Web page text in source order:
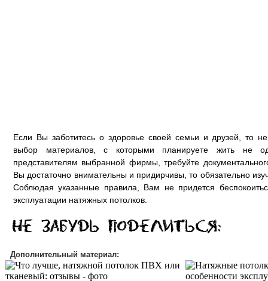
Если Вы заботитесь о здоровье своей семьи и друзей, то
выбор материалов, с которыми планируете жить не
представителям выбранной фирмы, требуйте
Вы достаточно внимательны и придирчивы, то обязательно
Соблюдая указанные правила, Вам не придется
эксплуатации натяжных потолков.
Дополнительный материал: